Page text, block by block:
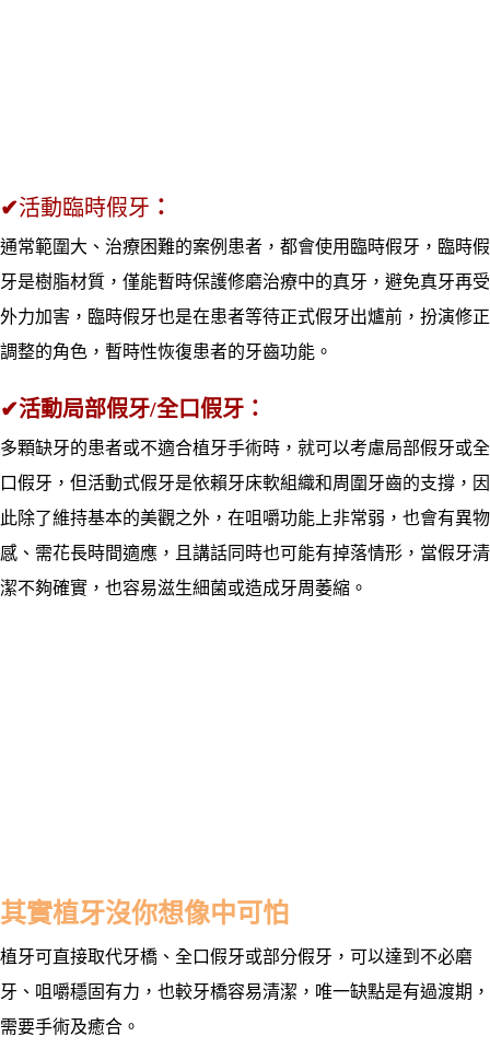
✔活動臨時假牙 ：
通常範圍大、治療困難的案例患者，都會使用臨時假牙，臨時假
牙是樹脂材質，僅能暫時保護修磨治療中的真牙，避免真牙再受
外力加害， 臨時假牙也是在患者等待正式假牙出爐前，扮演修正
調整的角色，暫時性恢復患者的牙齒功能。
✔活動局部假牙/全口假牙：
多顆缺牙的患者或不適合植牙手術時，就可以考慮局部假牙或全
口假牙，但活動式假牙是依賴牙床軟組織和周圍牙齒的支撐，因
此除了維持基本的美觀之外，在咀嚼功能上非常弱，也會有異物
感、需花長時間適應，且講話同時也可能有掉落情形，當假牙清
潔不夠確實，也容易滋生細菌或造成牙周萎縮。
其實植牙沒你想像中可怕
植牙可直接取代牙橋、全口假牙或部分假牙，可以達到不必磨
牙、 咀嚼穩固有力，也較牙橋容易清潔，唯一缺點是有過渡期，
需要手術及癒合。